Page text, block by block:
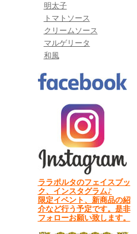
明太子
トマトソース
クリームソース
マルゲリータ
和風
ララポルタのフェイスブッ
ク、インスタグラム♪
限定イベント、新商品の紹
介など行う予定です。是非
フォローお願い致します。